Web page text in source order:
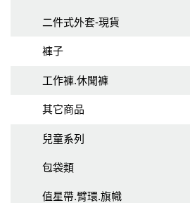
二件式外套-現貨
褲子
工作褲.休聞褲
其它商品
兒童系列
包袋類
值星帶.臂環.旗幟